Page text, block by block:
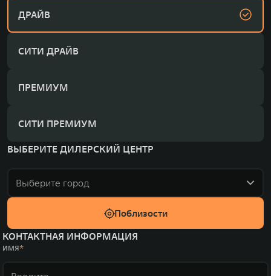
ДРАЙВ
СИТИ ДРАЙВ
ПРЕМИУМ
СИТИ ПРЕМИУМ
ВЫБЕРИТЕ ДИЛЕРСКИЙ ЦЕНТР
Выберите город
Поблизости
КОНТАКТНАЯ ИНФОРМАЦИЯ
ИМЯ